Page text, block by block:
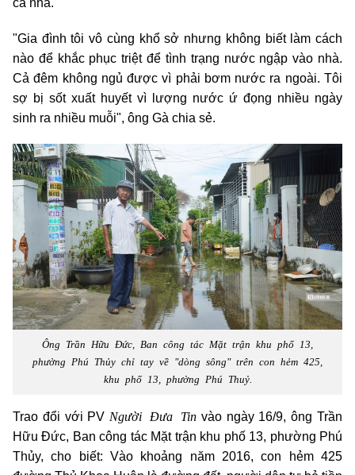
"Gia đình tôi vô cùng khổ sở nhưng không biết làm cách
nào để khắc phục triệt để tình trạng nước ngập vào nhà.
Cả đêm không ngủ được vì phải bơm nước ra ngoài. Tôi
sợ bị sốt xuất huyết vì lượng nước ứ đọng nhiều ngày
sinh ra nhiều muỗi", ông Gà chia sẻ.
Ông Trần Hữu Đức, Ban công tác Mặt trận khu phố 13,
phường Phú Thủy chỉ tay về "dòng sông" trên con hẻm 425,
khu phố 13, phường Phú Thuỷ.
Trao đổi với PV Người Đưa Tinvào ngày 16/9, ông Trần
Hữu Đức, Ban công tác Mặt trận khu phố 13, phường Phú
Thủy, cho biết: Vào khoảng năm 2016, con hẻm 425